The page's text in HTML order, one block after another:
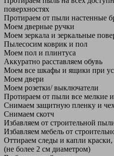
поверхностях
Протираем от пыли настенные
Моем дверные ручки
Моем зеркала и зеркальные
Пылесосим коврик и пол
Моем пол и плинтуса
Аккуратно расставляем обувь
Моем все шкафы и ящики при
Моем двери
Моем розетки/ выключатели
Протираем от пыли все мелкие
Снимаем защитную пленку и
Снимаем скотч
Избавляем от строительной
Избавляем мебель от
Оттираем следы и капли
(не более 2 см диаметром)